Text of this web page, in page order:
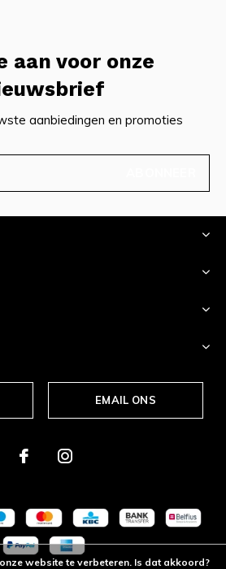
aan voor onze
aanbiedingen en promoties
EMAIL ONS
website te verbeteren. Is dat akkoord?